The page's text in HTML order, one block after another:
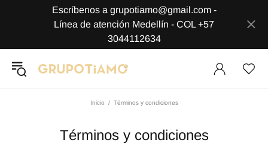
Escríbenos a grupotiamo@gmail.com -
Línea de atención Medellín - COL +57
3044112634
Inicio Términos y condiciones
Términos y condiciones